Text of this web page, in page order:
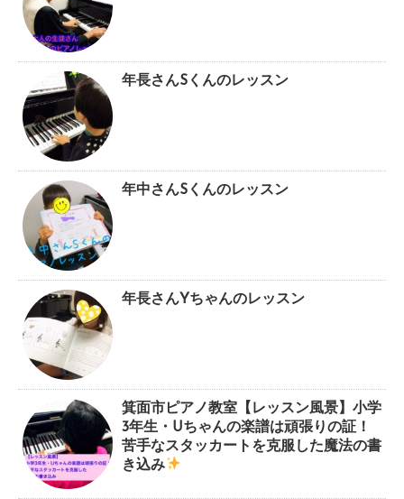
年長さんSくんのレッスン
年中さんSくんのレッスン
年長さんYちゃんのレッスン
箕面市ピアノ教室【レッスン風景】小学
3年生・Uちゃんの楽譜は頑張りの証！
苦手なスタッカートを克服した魔法の書
き込み